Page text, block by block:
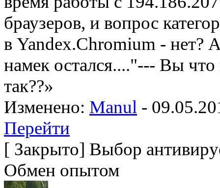
браузеров, и вопрос
в Yandex.Chromium - нет?
намек остался...."--- Вы
так??»
Изменено: Manul -
Перейти
[ Закрыто] Выбор
Обмен опытом